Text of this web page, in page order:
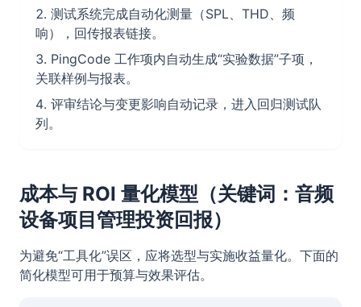
测试系统完成自动化测量（SPL、THD、频
响），回传报表链接。
PingCode 工作项内自动生成“实验数据”子项，
关联样例与报表。
评审结论与变更影响自动记录，进入回归测试队
列。
成本与 ROI 量化模型（关键词：音频
设备项目管理投资回报）
为避免“工具化”误区，应将选型与实施收益量化。下面的
简化模型可用于预算与效果评估。